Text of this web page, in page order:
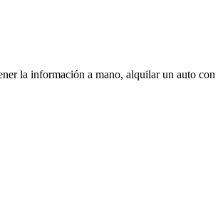
la información a mano, alquilar un auto con